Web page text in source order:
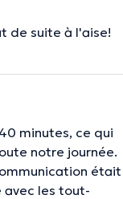
de suite à l'aise!
minutes, ce qui
notre journée.
était
avec les tout-